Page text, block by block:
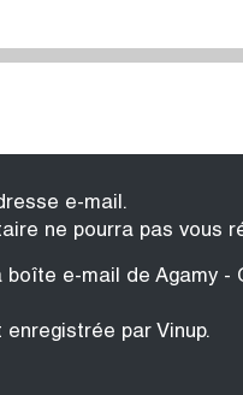
e-mail.
ne pourra pas vous
e-mail de Agamy -
par Vinup.